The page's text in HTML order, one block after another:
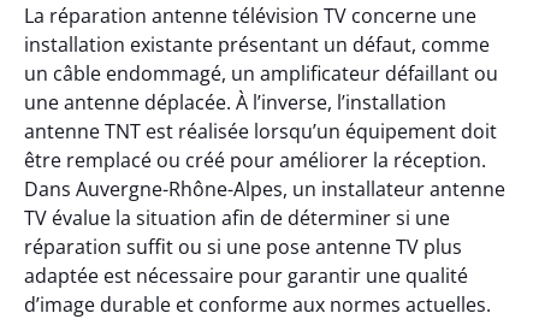
La réparation antenne télévision TV concerne une
installation existante présentant un défaut, comme
un câble endommagé, un amplificateur défaillant ou
une antenne déplacée. À l’inverse, l’installation
antenne TNT est réalisée lorsqu’un équipement doit
être remplacé ou créé pour améliorer la réception.
Dans Auvergne-Rhône-Alpes, un installateur antenne
TV évalue la situation afin de déterminer si une
réparation suffit ou si une pose antenne TV plus
adaptée est nécessaire pour garantir une qualité
d’image durable et conforme aux normes actuelles.